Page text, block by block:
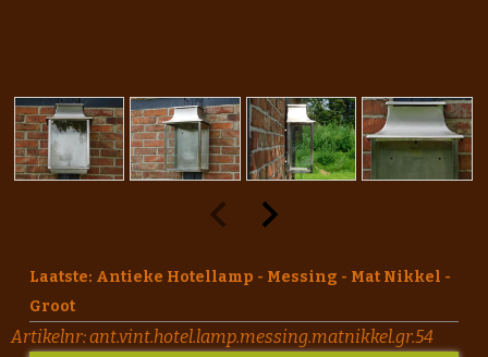
Laatste: Antieke Hotellamp - Messing - Mat Nikkel -
Groot
Artikelnr:ant.vint.hotel.lamp.messing.matnikkel.gr.54